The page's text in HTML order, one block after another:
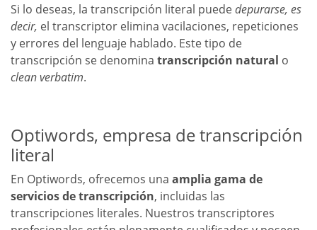
Si lo deseas, la transcripción literal puededepurarse, es
decir, el transcriptor elimina vacilaciones, repeticiones
y errores del lenguaje hablado. Este tipo de
transcripción se denomina transcripción natural o
clean verbatim.
Optiwords, empresa de transcripción
literal
En Optiwords, ofrecemos una amplia gama de
servicios de transcripción, incluidas las
transcripciones literales. Nuestros transcriptores